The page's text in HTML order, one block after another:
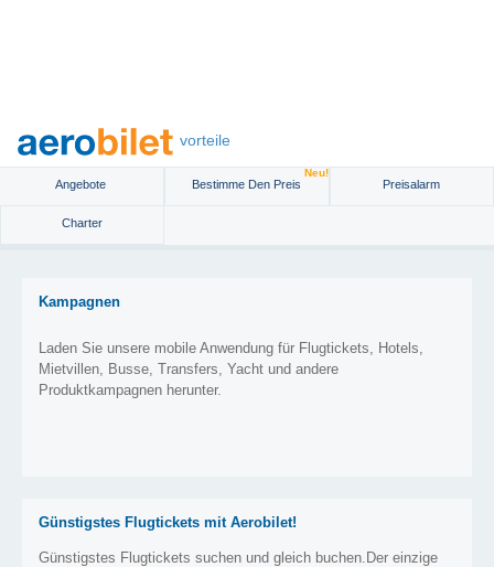
vorteile
Angebote Bestimme Den Preis
Neu!
Preisalarm
Charter
Kampagnen
Laden Sie unsere mobile Anwendung für Flugtickets, Hotels,
Mietvillen, Busse, Transfers, Yacht und andere
Produktkampagnen herunter.
Günstigstes Flugtickets mit Aerobilet!
Günstigstes Flugtickets suchen und gleich buchen.Der einzige